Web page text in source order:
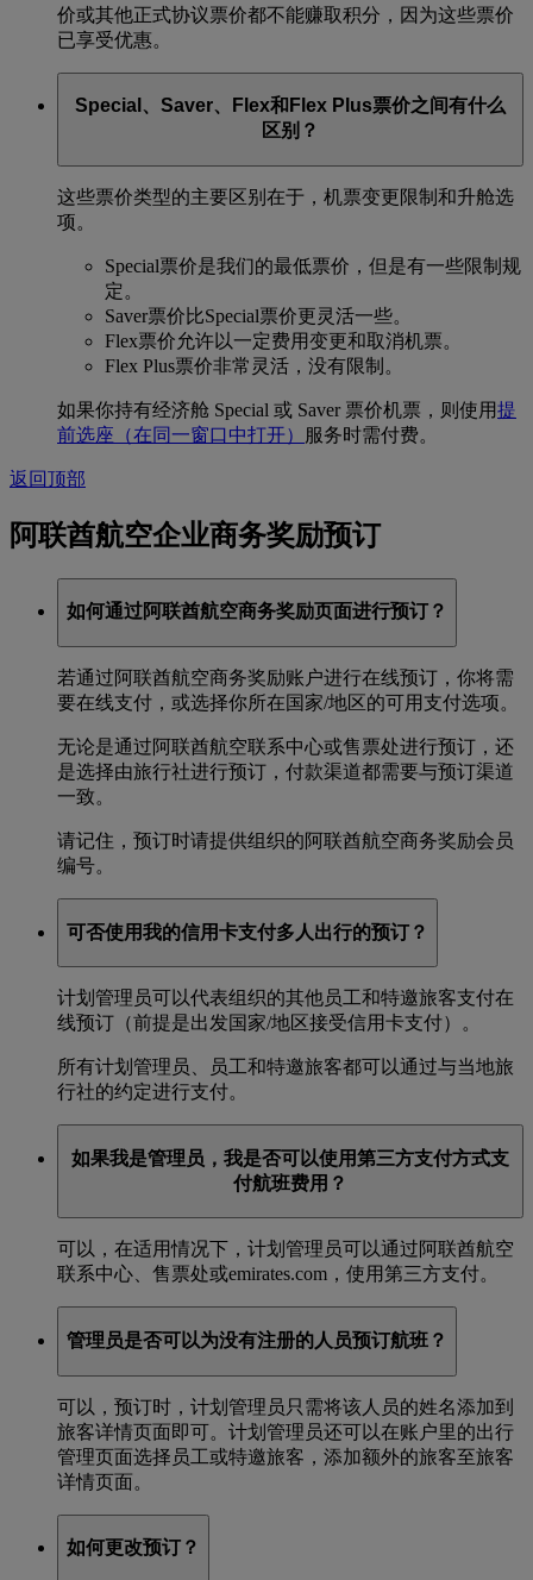
价或其他正式协议票价都不能赚取积分，因为这些票价
已享受优惠。
Special、Saver、Flex和Flex Plus票价之间有什么
区别？
这些票价类型的主要区别在于，机票变更限制和升舱选
项。
Special票价是我们的最低票价，但是有一些限制规
定。
Saver票价比Special票价更灵活一些。
Flex票价允许以一定费用变更和取消机票。
Flex Plus票价非常灵活，没有限制。
如果你持有经济舱 Special 或 Saver 票价机票，则使用提
前选座 （在同一窗口中打开） 服务时需付费。
返回顶部
阿联酋航空企业商务奖励预订
如何通过阿联酋航空商务奖励页面进行预订？
若通过阿联酋航空商务奖励账户进行在线预订，你将需
要在线支付，或选择你所在国家/地区的可用支付选项。
无论是通过阿联酋航空联系中心或售票处进行预订，还
是选择由旅行社进行预订，付款渠道都需要与预订渠道
一致。
请记住，预订时请提供组织的阿联酋航空商务奖励会员
编号。
可否使用我的信用卡支付多人出行的预订？
计划管理员可以代表组织的其他员工和特邀旅客支付在
线预订（前提是出发国家/地区接受信用卡支付）。
所有计划管理员、员工和特邀旅客都可以通过与当地旅
行社的约定进行支付。
如果我是管理员，我是否可以使用第三方支付方式支
付航班费用？
可以，在适用情况下，计划管理员可以通过阿联酋航空
联系中心、售票处或emirates.com，使用第三方支付。
管理员是否可以为没有注册的人员预订航班？
可以，预订时，计划管理员只需将该人员的姓名添加到
旅客详情页面即可。计划管理员还可以在账户里的出行
管理页面选择员工或特邀旅客，添加额外的旅客至旅客
详情页面。
如何更改预订？